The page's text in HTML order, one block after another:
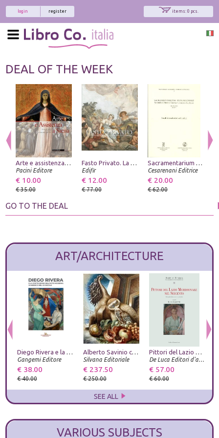
items: 0 pcs.
register
login
DEAL OF THE WEEK
Arte e assistenza a Siena. Le copertine dipinte dell'Ospedale di Santa Maria della Scala
Pacini Editore
€ 10.00
€ 35.00
Fasto Privato. La Decorazione Murale in Palazzi e Ville di Famiglie Fiorentine. Volume 3. dal Tardo Barocco al Romanticismo
Edifir
€ 12.00
€ 77.00
Sacramentarium Patriarchale secundum Morem Sanctae Comensis Ecclesiae. Mediolani MDLVII. Studi introduttivi ed indici
Cesarenani Editrice
€ 20.00
€ 62.00
GO TO THE DEAL
ART/ARCHITECTURE
Diego Rivera e la costruzione dell'arte moderna in Messico nel XX secolo
Gangemi Editore
€ 38.00
€ 40.00
Alberto Savinio catalogo ragionato
Silvana Editoriale
€ 237.50
€ 250.00
Pittori del Lazio meridionale nel Seicento. Orazio Zecca e gli altri
De Luca Editori d'arte
€ 57.00
€ 60.00
SEE ALL
VARIOUS SUBJECTS